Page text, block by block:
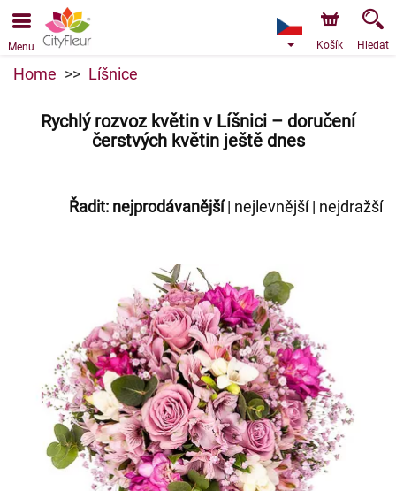
Objednávky přes e-shop přijímáme. Nejbližší možné
doručení je od 9.8.2026 z důvodu dovolené.
Menu Košík Hledat
Home Líšnice
Rychlý rozvoz květin v Líšnici – doručení
čerstvých květin ještě dnes
Řadit: nejprodávanější| nejlevnější| nejdražší